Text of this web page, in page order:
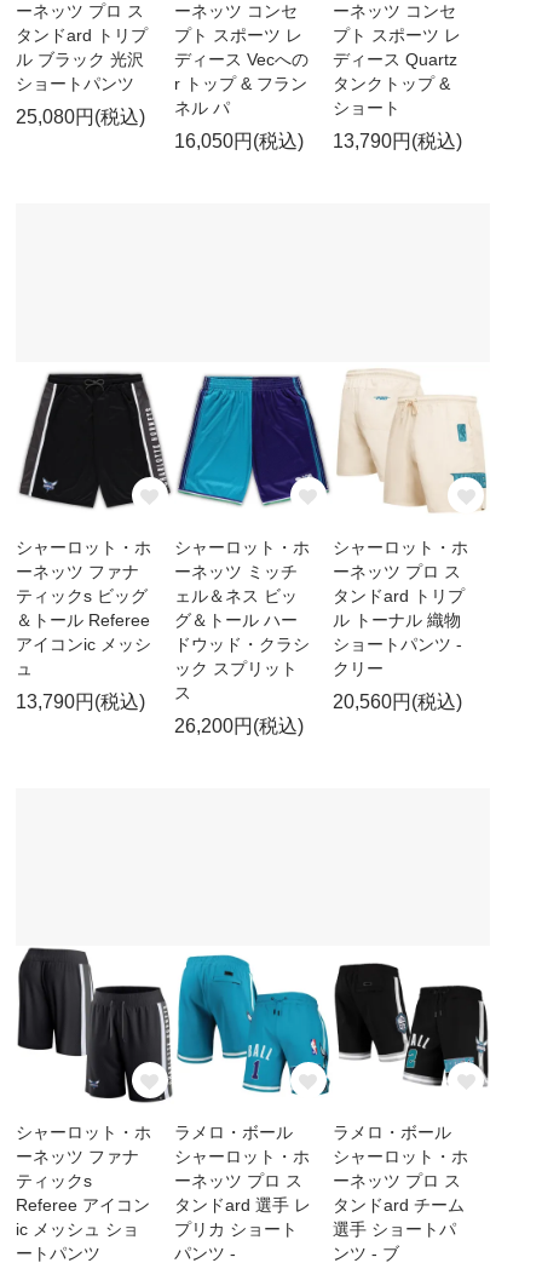
ーネッツ プロ ス
タンドard トリプ
ル ブラック 光沢
ショートパンツ
25,080円(税込)
ーネッツ コンセ
プト スポーツ レ
ディース Vecへの
r トップ & フラン
ネル パ
16,050円(税込)
ーネッツ コンセ
プト スポーツ レ
ディース Quartz
タンクトップ &
ショート
13,790円(税込)
シャーロット・ホ
ーネッツ ファナ
ティックs ビッグ
＆トール Referee
アイコンic メッシ
ュ
13,790円(税込)
シャーロット・ホ
ーネッツ ミッチ
ェル＆ネス ビッ
グ＆トール ハー
ドウッド・クラシ
ック スプリット
ス
26,200円(税込)
シャーロット・ホ
ーネッツ プロ ス
タンドard トリプ
ル トーナル 織物
ショートパンツ -
クリー
20,560円(税込)
シャーロット・ホ
ーネッツ ファナ
ティックs
Referee アイコン
ic メッシュ ショ
ートパンツ
ラメロ・ボール
シャーロット・ホ
ーネッツ プロ ス
タンドard 選手 レ
プリカ ショート
パンツ -
ラメロ・ボール
シャーロット・ホ
ーネッツ プロ ス
タンドard チーム
選手 ショートパ
ンツ - ブ